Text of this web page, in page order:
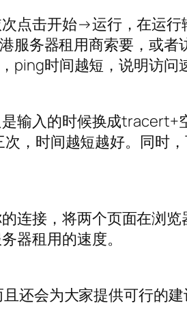
点击开始→运行，在运
服务器租用商索要，或
ping时间越短，说明访问
输入的时候换成
，时间越短越好。同时
连接，将两个页面在浏
器租用的速度。
还会为大家提供可行的